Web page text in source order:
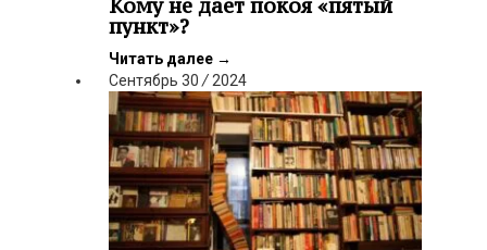
Кому не даёт покоя «пятый
пункт»?
Читать далее →
Сентябрь 30 / 2024